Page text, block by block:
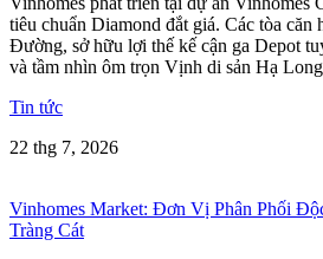
tiêu chuẩn Diamond đắt giá. Các tòa
Đường, sở hữu lợi thế kế cận ga Depot
và tầm nhìn ôm trọn Vịnh di sản Hạ
Tin tức
22 thg 7, 2026
Vinhomes Market: Đơn Vị Phân Phối
Tràng Cát